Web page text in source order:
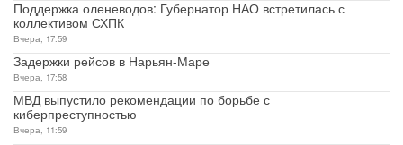
Поддержка оленеводов: Губернатор НАО встретилась с
коллективом СХПК
Вчера, 17:59
Задержки рейсов в Нарьян-Маре
Вчера, 17:58
МВД выпустило рекомендации по борьбе с
киберпреступностью
Вчера, 11:59